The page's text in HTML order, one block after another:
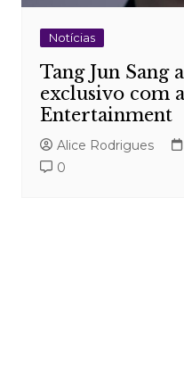
Notícias
Tang Jun Sang
exclusivo com
Entertainment
Alice Rodrigues
0